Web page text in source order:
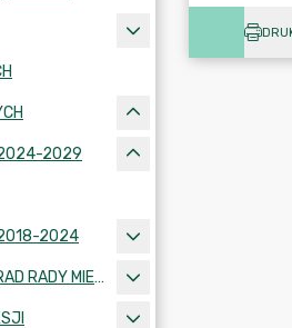
2024-2029
2024
RELACJE Z OBRAD RADY MIEJSKIEJ W KRAJENCE